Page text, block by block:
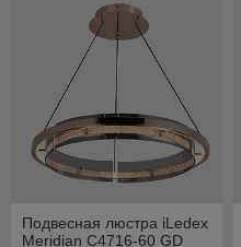
Подвесная люстра iLedex
Meridian C4716-60 GD